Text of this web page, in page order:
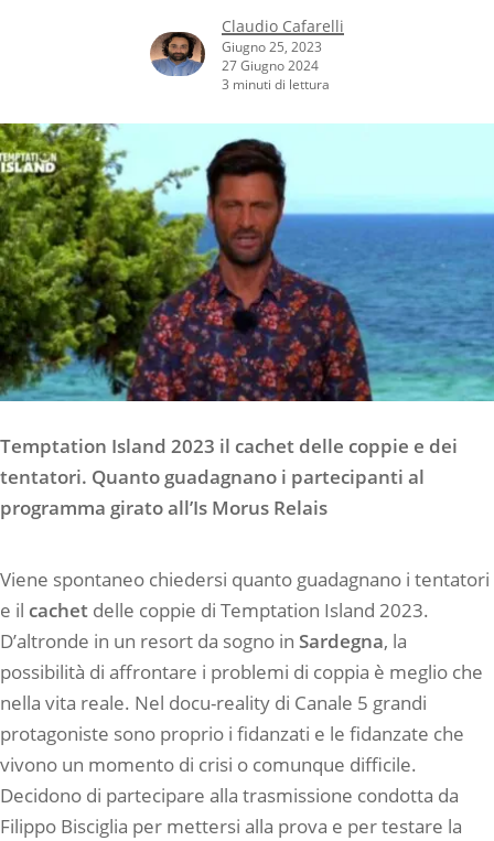
Claudio Cafarelli
Giugno 25, 2023
27 Giugno 2024
3 minuti di lettura
Temptation Island 2023 il cachet delle coppie e dei
tentatori. Quanto guadagnano i partecipanti al
programma girato all’Is Morus Relais
Viene spontaneo chiedersi quanto guadagnano i tentatori
e il cachet delle coppie di Temptation Island 2023.
D’altronde in un resort da sogno in Sardegna, la
possibilità di affrontare i problemi di coppia è meglio che
nella vita reale. Nel docu-reality di Canale 5 grandi
protagoniste sono proprio i fidanzati e le fidanzate che
vivono un momento di crisi o comunque difficile.
Decidono di partecipare alla trasmissione condotta da
Filippo Bisciglia per mettersi alla prova e per testare la